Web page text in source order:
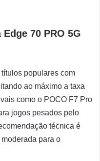
70 PRO 5G
populares com
ao máximo a taxa
como o POCO F7 Pro
jogos pesados pelo
técnica é
para o